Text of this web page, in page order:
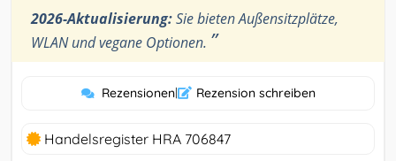
2026-Aktualisierung:Sie bieten Außensitzplätze,
WLAN und vegane Optionen. ”
Rezensionen| Rezension schreiben
Handelsregister HRA 706847